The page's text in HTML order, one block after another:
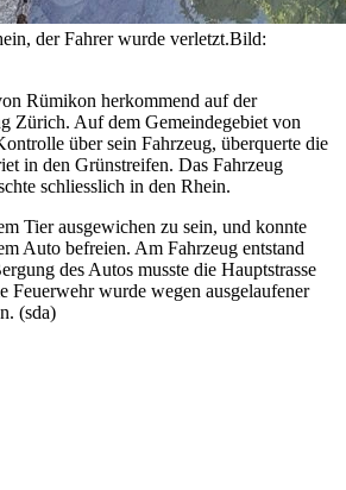
der Fahrer wurde verletzt.Bild:
Rümikon herkommend auf der
Zürich. Auf dem Gemeindegebiet von
über sein Fahrzeug, überquerte die
in den Grünstreifen. Das Fahrzeug
schliesslich in den Rhein.
Tier ausgewichen zu sein, und konnte
Auto befreien. Am Fahrzeug entstand
des Autos musste die Hauptstrasse
Feuerwehr wurde wegen ausgelaufener
(sda)